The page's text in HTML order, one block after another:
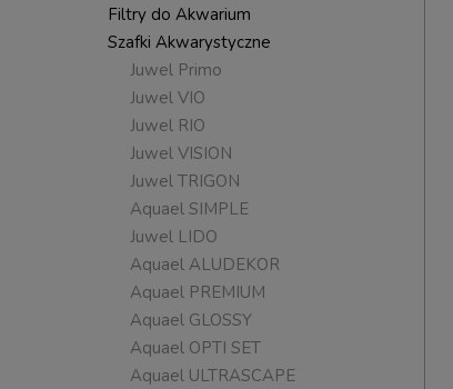
Filtry do Akwarium
Szafki Akwarystyczne
Juwel Primo
Juwel VIO
Juwel RIO
Juwel VISION
Juwel TRIGON
Aquael SIMPLE
Juwel LIDO
Aquael ALUDEKOR
Aquael PREMIUM
Aquael GLOSSY
Aquael OPTI SET
Aquael ULTRASCAPE